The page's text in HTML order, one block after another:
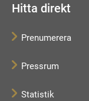
Hitta direkt
Prenumerera
Pressrum
Statistik